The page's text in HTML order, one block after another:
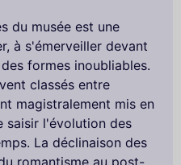
du musée est une
à s'émerveiller devant
formes inoubliables.
classés entre
magistralement mis en
saisir l'évolution des
La déclinaison des